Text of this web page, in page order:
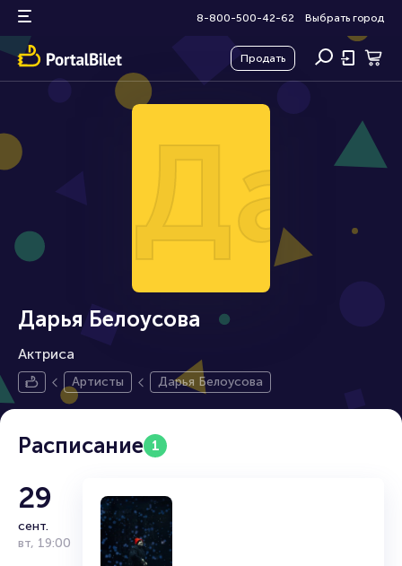
8-800-500-42-62 Выбрать город
Продать
Дарья Белоусова
Актриса
Артисты Дарья Белоусова
Расписание 1
29
сент.
вт, 19:00